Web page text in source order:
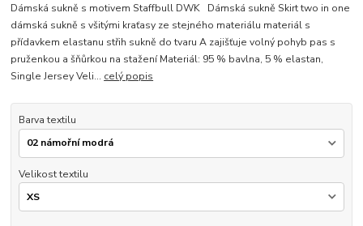
Dámská sukně s motivem Staffbull DWK Dámská sukně Skirt two in one
dámská sukně s všitými kraťasy ze stejného materiálu materiál s
přídavkem elastanu střih sukně do tvaru A zajišťuje volný pohyb pas s
pruženkou a šňůrkou na stažení Materiál: 95 % bavlna, 5 % elastan,
Single Jersey Veli... celý popis
Barva textilu
Velikost textilu